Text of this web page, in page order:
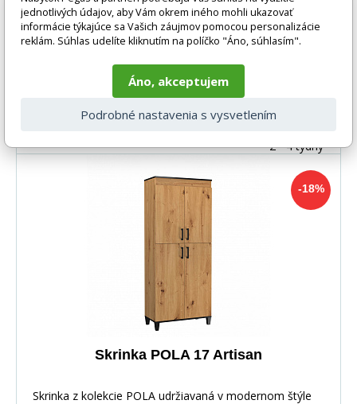
176 EUR DO KOŠÍKA
2 - 4 týdny
-18%
Skrinka POLA 17 Artisan
Skrinka z kolekcie POLA udržiavaná v modernom štýle
jednotlivých údajov, aby Vám okrem iného mohli ukazovať
informácie týkajúce sa Vašich záujmov pomocou personalizácie
reklám. Súhlas udelíte kliknutím na políčko "Áno, súhlasím".
Áno, akceptujem
Podrobné nastavenia s vysvetlením